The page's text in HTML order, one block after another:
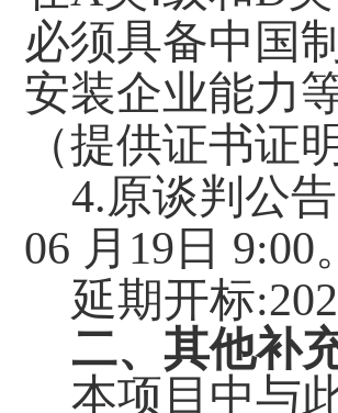
必须具备中国
安装企业能力
（提供证书证明
4.原谈判 公
06 月 19 日 9:00。
延期开标
二、其他补
本项目中与